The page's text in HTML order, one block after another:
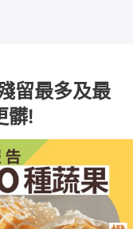
留最多及最
髒!